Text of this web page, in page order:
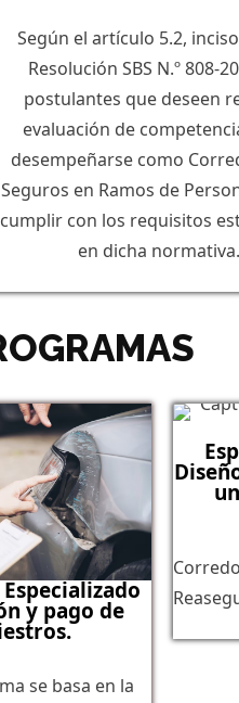
Según el artículo 5.2,
Resolución SBS N.º 808-
postulantes que deseen
evaluación de
desempeñarse como
Seguros en Ramos de
cumplir con los requisitos
en dicha normativa.
y pago de
se basa en la